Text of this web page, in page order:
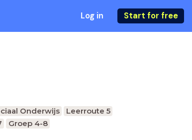
Log in Start for free
Onderwijs
Leerroute 5
Groep 4-8